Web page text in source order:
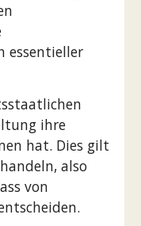
essentieller
ihre
hat. Dies gilt
also
von